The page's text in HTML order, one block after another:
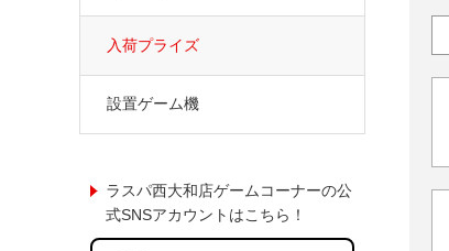
入荷プライズ
設置ゲーム機
ラスパ西大和店ゲームコーナーの公
式SNSアカウントはこちら！